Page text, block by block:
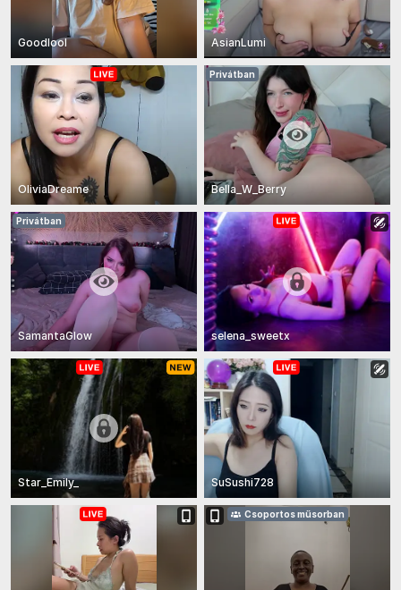
Goodlool AsianLumi
OliviaDreame
Privátban
Bella_W_Berry
Privátban
SamantaGlow selena_sweetx
Star_Emily_ SuSushi728
Csoportos műsorban